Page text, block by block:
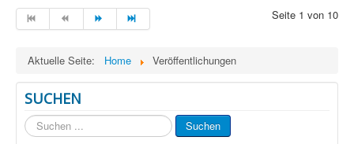
Seite 1 von 10
Aktuelle Seite: Home Veröffentlichungen
SUCHEN
Suchen
...
Suchen